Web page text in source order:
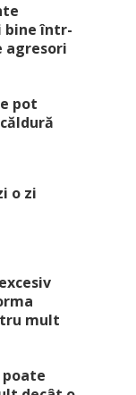
bine într-
agresori
pot
o zi
mult